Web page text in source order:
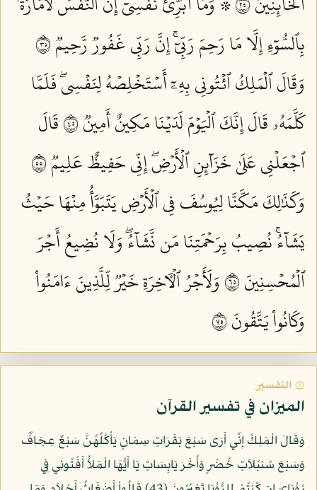
بِٱلسُّوٓءِ إِلَّا مَا رَحِمَ رَبِّيٓۚ إِنَّ رَبِّي غَفُورٞ رَّحِيمٞ ٥٣
وَقَالَ ٱلۡمَلِكُ ٱئۡتُونِي بِهِۦٓ أَسۡتَخۡلِصۡهُ لِنَفۡسِيۖ فَلَمَّا
كَلَّمَهُۥ قَالَ إِنَّكَ ٱلۡيَوۡمَ لَدَيۡنَا مَكِينٌ أَمِينٞ ٥٤
قَالَ
ٱجۡعَلۡنِي عَلَىٰ خَزَآئِنِ ٱلۡأَرۡضِۖ إِنِّي حَفِيظٌ عَلِيمٞ ٥٥
وَكَذَٰلِكَ مَكَّنَّا لِيُوسُفَ فِي ٱلۡأَرۡضِ يَتَبَوَّأُ مِنۡهَا حَيۡثُ
يَشَآءُۚ نُصِيبُ بِرَحۡمَتِنَا مَن نَّشَآءُۖ وَلَا نُضِيعُ أَجۡرَ
ٱلۡمُحۡسِنِينَ ٥٦
وَلَأَجۡرُ ٱلۡأٓخِرَةِ خَيۡرٞ لِّلَّذِينَ ءَامَنُواْ
وَكَانُواْ يَتَّقُونَ ٥٧
۞ التفسير
الميزان في تفسير القرآن
وَقَالَ الْمَلِكُ إِنِّي أَرَى سَبْعَ بَقَرَاتٍ سِمَانٍ يَأْكُلُهُنَّ سَبْعٌ عِجَافٌ
وَسَبْعَ سُنبُلاَتٍ خُضْرٍ وَأُخَرَ يَابِسَاتٍ يَا أَيُّهَا الْمَلأُ أَفْتُونِي فِي